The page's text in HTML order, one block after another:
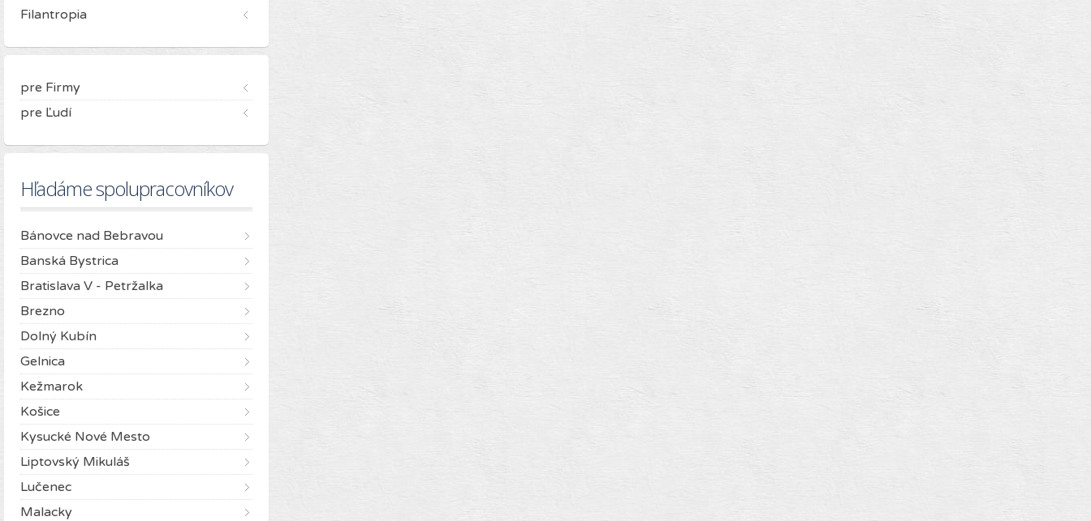
Filantropia
pre Firmy
pre Ľudí
Hľadáme spolupracovníkov
Bánovce nad Bebravou
Banská Bystrica
Bratislava V - Petržalka
Brezno
Dolný Kubín
Gelnica
Kežmarok
Košice
Kysucké Nové Mesto
Liptovský Mikuláš
Lučenec
Malacky